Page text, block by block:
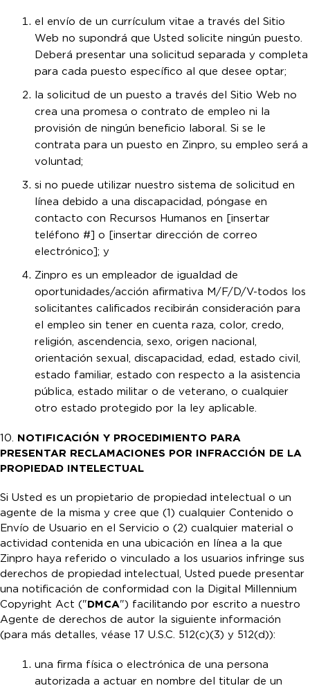
el envío de un currículum vitae a través del Sitio
Web no supondrá que Usted solicite ningún puesto.
Deberá presentar una solicitud separada y completa
para cada puesto específico al que desee optar;
la solicitud de un puesto a través del Sitio Web no
crea una promesa o contrato de empleo ni la
provisión de ningún beneficio laboral. Si se le
contrata para un puesto en Zinpro, su empleo será a
voluntad;
si no puede utilizar nuestro sistema de solicitud en
línea debido a una discapacidad, póngase en
contacto con Recursos Humanos en [insertar
teléfono #] o [insertar dirección de correo
electrónico]; y
Zinpro es un empleador de igualdad de
oportunidades/acción afirmativa M/F/D/V-todos los
solicitantes calificados recibirán consideración para
el empleo sin tener en cuenta raza, color, credo,
religión, ascendencia, sexo, origen nacional,
orientación sexual, discapacidad, edad, estado civil,
estado familiar, estado con respecto a la asistencia
pública, estado militar o de veterano, o cualquier
otro estado protegido por la ley aplicable.
10. NOTIFICACIÓN Y PROCEDIMIENTO PARA
PRESENTAR RECLAMACIONES POR INFRACCIÓN DE LA
PROPIEDAD INTELECTUAL
Si Usted es un propietario de propiedad intelectual o un
agente de la misma y cree que (1) cualquier Contenido o
Envío de Usuario en el Servicio o (2) cualquier material o
actividad contenida en una ubicación en línea a la que
Zinpro haya referido o vinculado a los usuarios infringe sus
derechos de propiedad intelectual, Usted puede presentar
una notificación de conformidad con la Digital Millennium
Copyright Act ("DMCA") facilitando por escrito a nuestro
Agente de derechos de autor la siguiente información
(para más detalles, véase 17 U.S.C. 512(c)(3) y 512(d)):
una firma física o electrónica de una persona
autorizada a actuar en nombre del titular de un